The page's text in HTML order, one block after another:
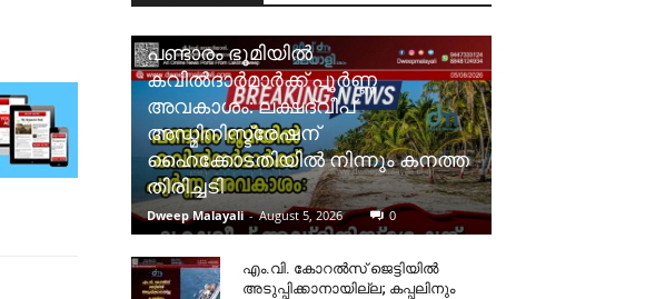
പണ്ടാരം ഭൂമിയിൽ
കവിൽദാർമാർക്ക് പൂർണ്ണ
അവകാശം: ലക്ഷദ്വീപ്
അഡ്മിനിസ്ട്രേഷന്
ഹൈക്കോടതിയിൽ നിന്നും കനത്ത
തിരിച്ചടി
Dweep Malayali - August 5, 2026 0
​എം.വി. കോറൽസ് ജെട്ടിയിൽ
അടുപ്പിക്കാനായില്ല; കപ്പലിനും